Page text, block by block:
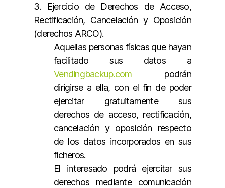
3. Ejercicio de Derechos de Acceso,
Rectificación, Cancelación y Oposición
(derechos ARCO).
Aquellas personas físicas que hayan
facilitado sus datos a
Vendingbackup.com podrán
dirigirse a ella, con el fin de poder
ejercitar gratuitamente sus
derechos de acceso, rectificación,
cancelación y oposición respecto
de los datos incorporados en sus
ficheros.
El interesado podrá ejercitar sus
derechos mediante comunicación